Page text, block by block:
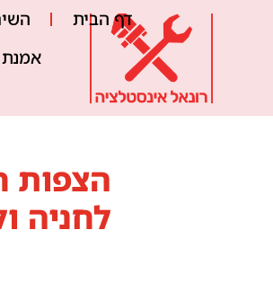
דף הבית
אמנת
הצפות
לחניה